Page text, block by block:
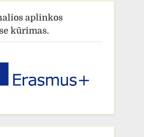
aplinkos
kūrimas.